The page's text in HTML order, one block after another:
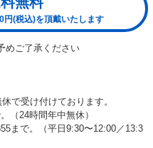
(税込)を頂戴いたします
めご了承ください
で受け付けております。
（24時間年中無休）
まで。（平日9:30〜12:00／13:3